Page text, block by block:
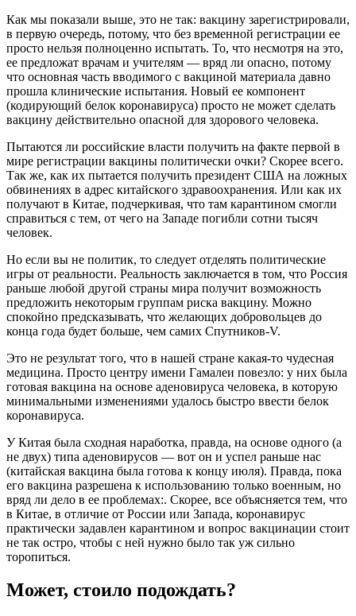
Как мы показали выше, это не так: вакцину зарегистрировали,
в первую очередь, потому, что без временной регистрации ее
просто нельзя полноценно испытать. То, что несмотря на это,
ее предложат врачам и учителям — вряд ли опасно, потому
что основная часть вводимого с вакциной материала давно
прошла клинические испытания. Новый ее компонент
(кодирующий белок коронавируса) просто не может сделать
вакцину действительно опасной для здорового человека.
Пытаются ли российские власти получить на факте первой в
мире регистрации вакцины политически очки? Скорее всего.
Так же, как их пытается получить президент США на ложных
обвинениях в адрес китайского здравоохранения. Или как их
получают в Китае, подчеркивая, что там карантином смогли
справиться с тем, от чего на Западе погибли сотни тысяч
человек.
Но если вы не политик, то следует отделять политические
игры от реальности. Реальность заключается в том, что Россия
раньше любой другой страны мира получит возможность
предложить некоторым группам риска вакцину. Можно
спокойно предсказывать, что желающих добровольцев до
конца года будет больше, чем самих Спутников-V.
Это не результат того, что в нашей стране какая-то чудесная
медицина. Просто центру имени Гамалеи повезло: у них была
готовая вакцина на основе аденовируса человека, в которую
минимальными изменениями удалось быстро ввести белок
коронавируса.
У Китая была сходная наработка, правда, на основе одного (а
не двух) типа аденовирусов — вот он и успел раньше нас
(китайская вакцина была готова к концу июля). Правда, пока
его вакцина разрешена к использованию только военным, но
вряд ли дело в ее проблемах:. Скорее, все объясняется тем, что
в Китае, в отличие от России или Запада, коронавирус
практически задавлен карантином и вопрос вакцинации стоит
не так остро, чтобы с ней нужно было так уж сильно
торопиться.
Может, стоило подождать?